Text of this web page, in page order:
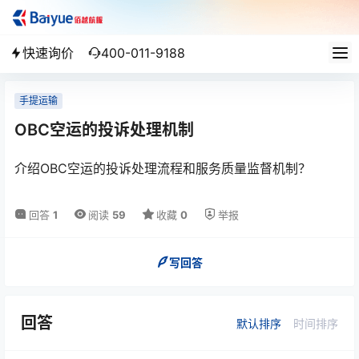
快速询价 400-011-9188
手提运输
OBC空运的投诉处理机制
介绍OBC空运的投诉处理流程和服务质量监督机制？
回答 1 阅读 59 收藏 0 举报
写回答
回答 默认排序 时间排序